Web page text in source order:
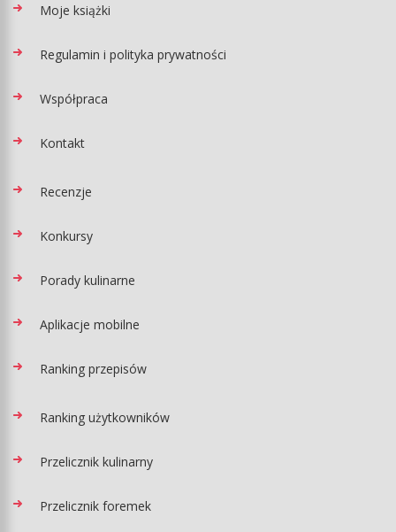
Moje książki
Regulamin i polityka prywatności
Współpraca
Kontakt
Recenzje
Konkursy
Porady kulinarne
Aplikacje mobilne
Ranking przepisów
Ranking użytkowników
Przelicznik kulinarny
Przelicznik foremek